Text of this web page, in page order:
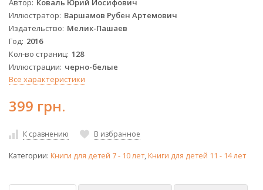
Иллюстратор Варшамов Рубен Артемович
Издательство Мелик-Пашаев
Год 2016
Кол-во страниц 128
Иллюстрации черно-белые
Все характеристики
399 грн.
К сравнению В избранное
Категории: Книги для детей 7 - 10 лет,Книги для детей 11 - 14 лет